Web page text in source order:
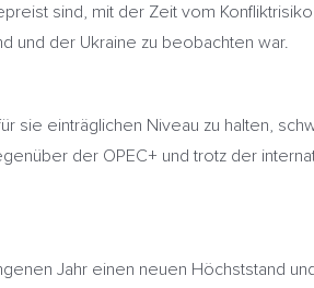
sind, mit der Zeit vom
und der Ukraine zu beobachten war.
sie einträglichen Niveau zu halten,
der OPEC+ und trotz der
Jahr einen neuen Höchststand